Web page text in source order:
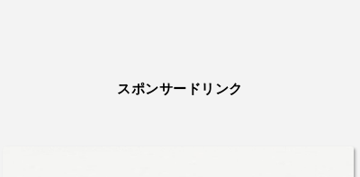
スポンサードリンク